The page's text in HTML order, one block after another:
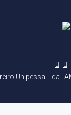
Unipessal Lda |